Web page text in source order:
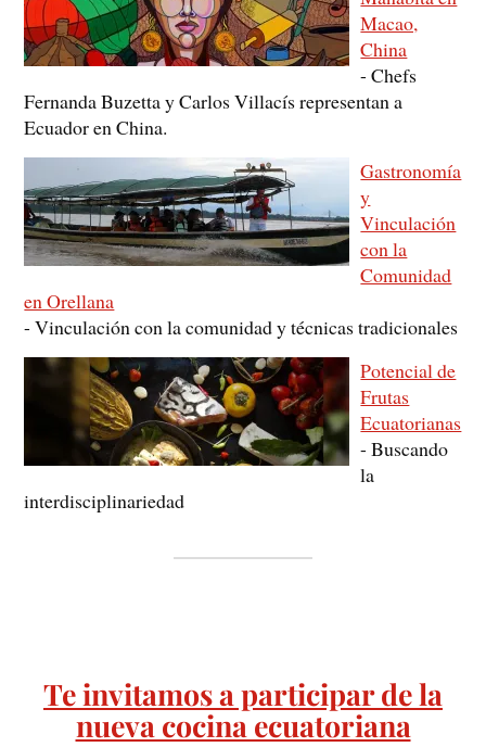
Macao,
China
- Chefs
Fernanda Buzetta y Carlos Villacís representan a
Ecuador en China.
Gastronomía
y
Vinculación
con la
Comunidad
en Orellana
- Vinculación con la comunidad y técnicas tradicionales
Potencial de
Frutas
Ecuatorianas
- Buscando
la
interdisciplinariedad
Te invitamos a participar de la
nueva cocina ecuatoriana